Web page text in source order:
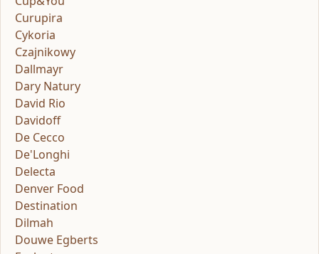
Curupira
Cykoria
Czajnikowy
Dallmayr
Dary Natury
David Rio
Davidoff
De Cecco
De'Longhi
Delecta
Denver Food
Destination
Dilmah
Douwe Egberts